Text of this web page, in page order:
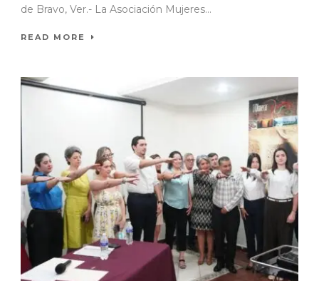
de Bravo, Ver.- La Asociación Mujeres...
READ MORE